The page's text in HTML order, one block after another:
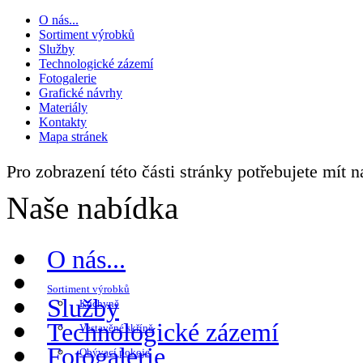
O nás...
Sortiment výrobků
Služby
Technologické zázemí
Fotogalerie
Grafické návrhy
Materiály
Kontakty
Mapa stránek
Pro zobrazení této části stránky potřebujete mít
Naše nabídka
O nás...
Sortiment výrobků
Kuchyně
Vestavěné skříně
Obývací pokoje
Služby
Technologické zázemí
Fotogalerie